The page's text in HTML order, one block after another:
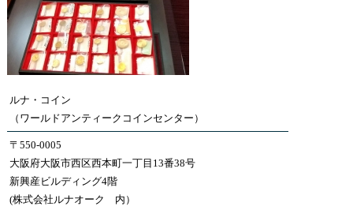
ルナ・コイン
（ワールドアンティークコインセンター）
〒550-0005
大阪府大阪市西区西本町一丁目13番38号
新興産ビルディング4階
(株式会社ルナオーク 内）